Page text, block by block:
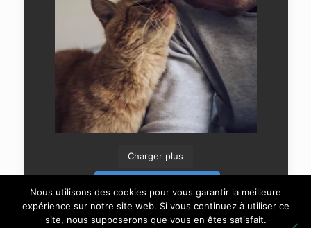
Charger plus
Nous utilisons des cookies pour vous garantir la meilleure
expérience sur notre site web. Si vous continuez à utiliser ce
site, nous supposerons que vous en êtes satisfait.